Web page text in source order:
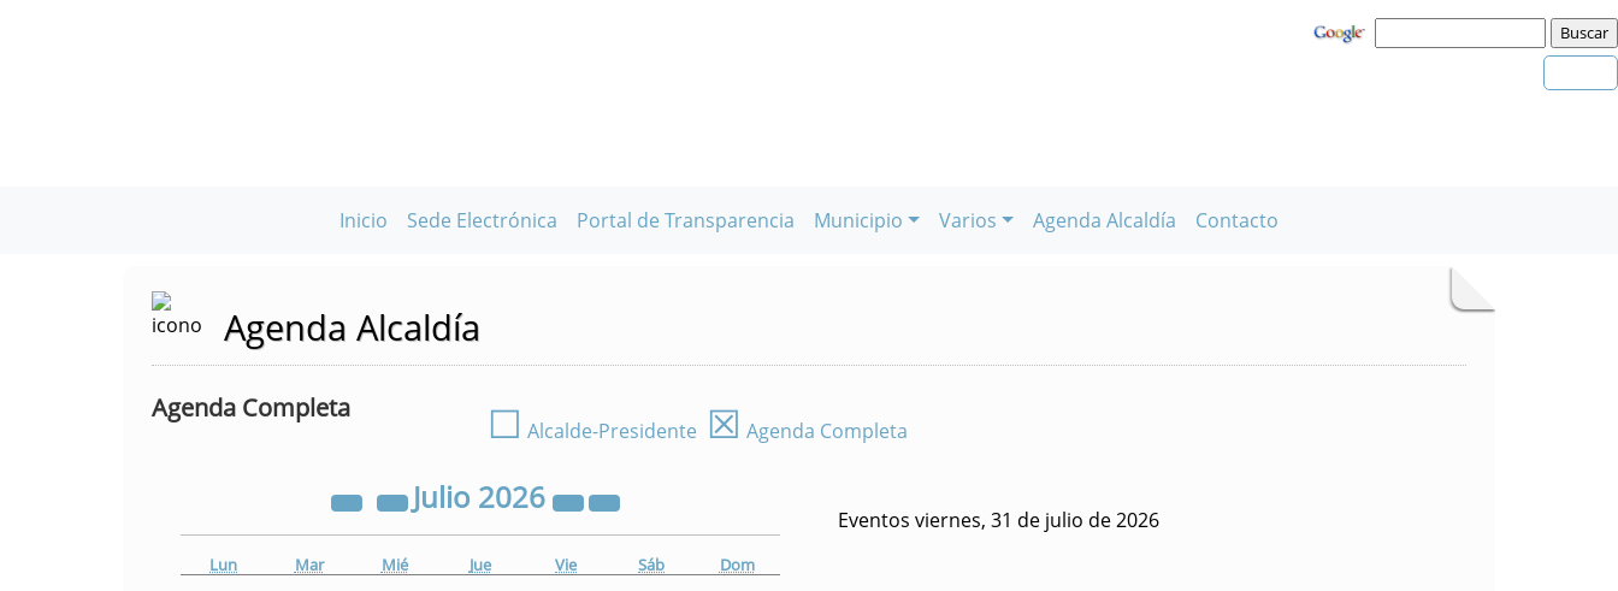
Inicio Sede Electrónica Portal de Transparencia Municipio Varios Agenda Alcaldía Contacto
Agenda Alcaldía
Agenda Completa ☐ Alcalde-Presidente ☒ Agenda Completa
Julio 2026
Lun Mar Mié Jue Vie Sáb Dom
Eventos viernes, 31 de julio de 2026